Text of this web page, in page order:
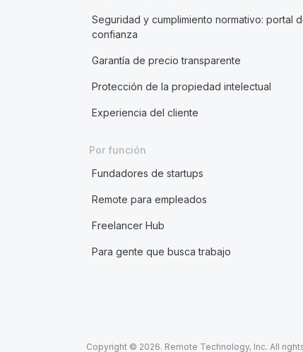
Seguridad y cumplimiento normativo: portal
confianza
Garantía de precio transparente
Protección de la propiedad intelectual
Experiencia del cliente
Por función
Fundadores de startups
Remote para empleados
Freelancer Hub
Para gente que busca trabajo
Copyright © 2026. Remote Technology, Inc. All